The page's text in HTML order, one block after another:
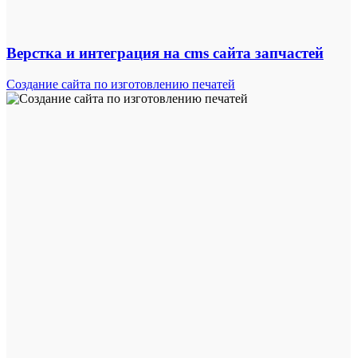
Верстка и интеграция на cms сайта запчастей
Создание сайта по изготовлению печатей